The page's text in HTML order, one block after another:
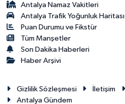
Antalya Namaz Vakitleri
Antalya Trafik Yoğunluk Haritası
Puan Durumu ve Fikstür
Tüm Manşetler
Son Dakika Haberleri
Haber Arşivi
Gizlilik Sözleşmesi İletişim
Antalya Gündem